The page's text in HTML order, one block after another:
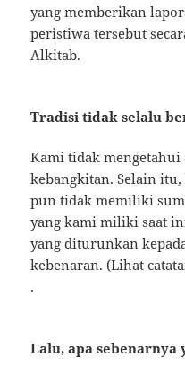
yang memberikan
peristiwa tersebut
Alkitab.
Tradisi tidak selalu
Kami tidak mengetahui
kebangkitan. Selain itu,
pun tidak memiliki
yang kami miliki saat
yang diturunkan
kebenaran. (Lihat
.
Lalu, apa sebenarnya